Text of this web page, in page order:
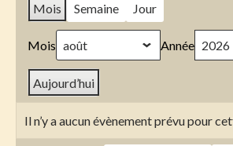
Mois Semaine Jour
Mois Année
Aujourd’hui
Il n’y a aucun évènement prévu pour